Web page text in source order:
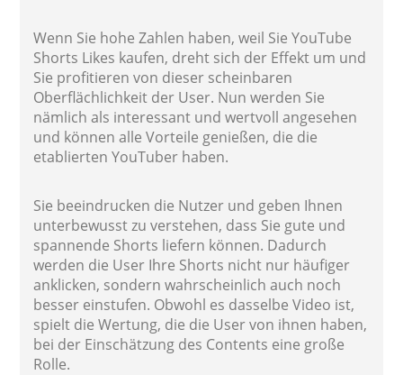
Wenn Sie hohe Zahlen haben, weil Sie YouTube
Shorts Likes kaufen, dreht sich der Effekt um und
Sie profitieren von dieser scheinbaren
Oberflächlichkeit der User. Nun werden Sie
nämlich als interessant und wertvoll angesehen
und können alle Vorteile genießen, die die
etablierten YouTuber haben.
Sie beeindrucken die Nutzer und geben Ihnen
unterbewusst zu verstehen, dass Sie gute und
spannende Shorts liefern können. Dadurch
werden die User Ihre Shorts nicht nur häufiger
anklicken, sondern wahrscheinlich auch noch
besser einstufen. Obwohl es dasselbe Video ist,
spielt die Wertung, die die User von ihnen haben,
bei der Einschätzung des Contents eine große
Rolle.